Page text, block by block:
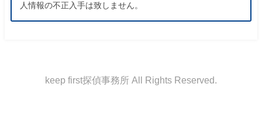
人情報の不正入手は致しません。
keep first探偵事務所 All Rights Reserved.